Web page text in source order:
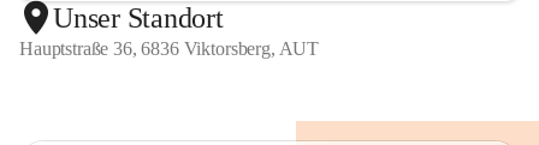
Unser Standort
Hauptstraße 36, 6836 Viktorsberg, AUT